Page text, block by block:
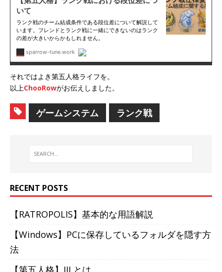
それではよき第五人格ライフを。
以上ChooRowがお伝えしました。
ゲームシステム ランク戦
RECENT POSTS
【RATROPOLIS】基本的な用語解説
【Windows】PCに保存しているフォルダを隠す方
法
【第五人格】IJLとは